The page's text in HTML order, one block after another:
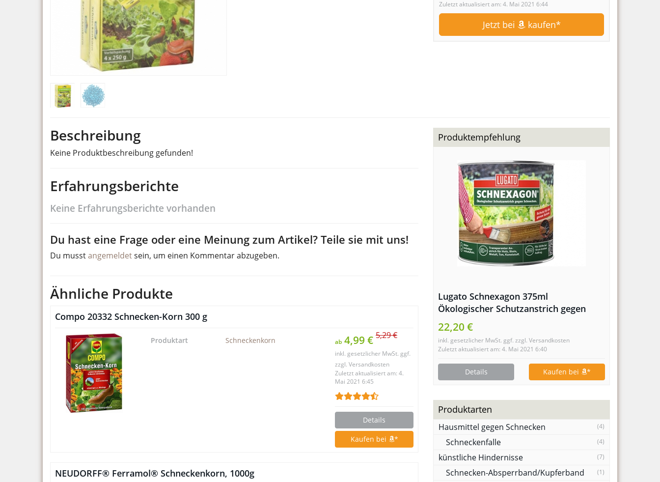
Zuletzt aktualisiert am: 4. Mai 2021 6:44
Jetzt bei kaufen*
Beschreibung
Keine Produktbeschreibung gefunden!
Erfahrungsberichte
Keine Erfahrungsberichte vorhanden
Du hast eine Frage oder eine Meinung zum Artikel? Teile sie mit uns!
Du musstangemeldetsein, um einen Kommentar abzugeben.
Ähnliche Produkte
Compo 20332 Schnecken-Korn 300 g
ab 4,99 € 5,29 €
inkl. gesetzlicher MwSt. ggf.
zzgl. Versandkosten
Zuletzt aktualisiert am: 4.
Mai 2021 6:45
Details
Kaufen bei *
Produktart Schneckenkorn
NEUDORFF® Ferramol® Schneckenkorn, 1000g
Produktempfehlung
Lugato Schnexagon 375ml
Ökologischer Schutzanstrich gegen
Schnecken
22,20 €
inkl. gesetzlicher MwSt. ggf. zzgl. Versandkosten
Zuletzt aktualisiert am: 4. Mai 2021 6:40
Details Kaufen bei *
Produktarten
Hausmittel gegen Schnecken (4)
Schneckenfalle (4)
künstliche Hindernisse (7)
Schnecken-Absperrband/Kupferband (1)